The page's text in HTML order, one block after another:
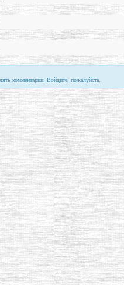
комментарии. Войдите, пожалуйста.